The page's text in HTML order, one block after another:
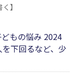
】
もの悩み 2024
下回るなど、少